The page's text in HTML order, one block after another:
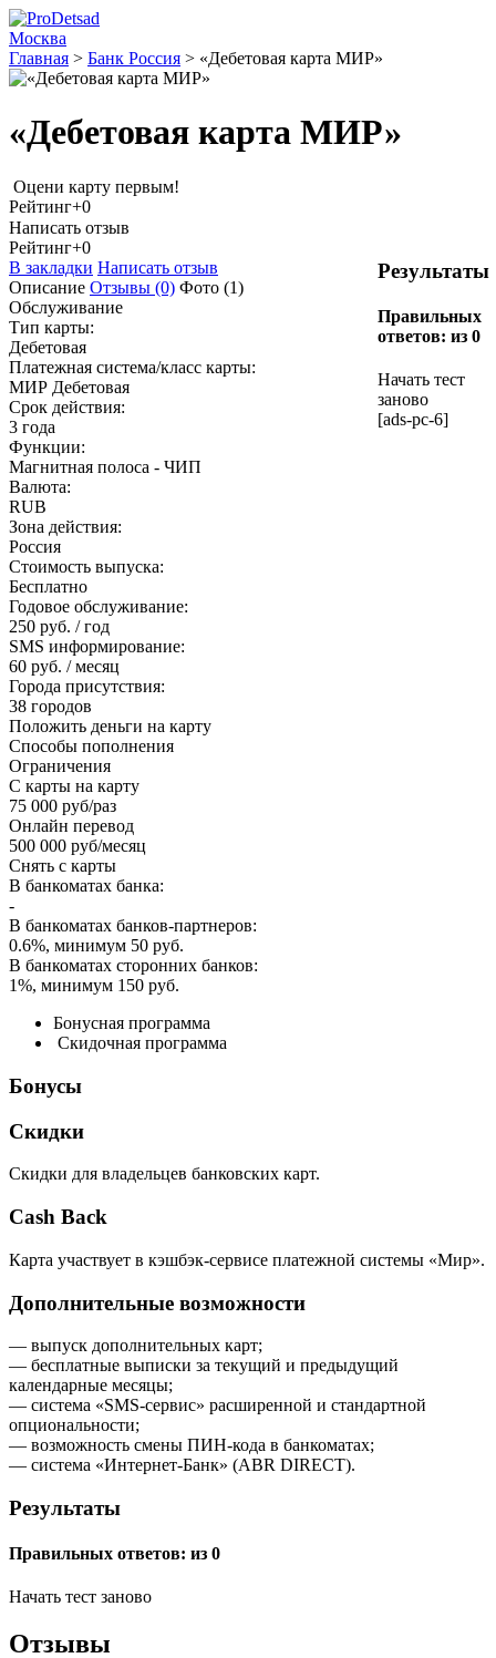
Москва
Главная > Банк Россия > «Дебетовая карта МИР»
«Дебетовая карта МИР»
Оцени карту первым!
Рейтинг+0
Написать отзыв
Результаты
Правильных
ответов: из 0
Начать тест
заново
[ads-pc-6]
Рейтинг+0
В закладки Написать отзыв
Описание Отзывы (0) Фото (1)
Обслуживание
Тип карты:
Дебетовая
Платежная система/класс карты:
МИР Дебетовая
Срок действия:
3 года
Функции:
Магнитная полоса - ЧИП
Валюта:
RUB
Зона действия:
Россия
Стоимость выпуска:
Бесплатно
Годовое обслуживание:
250 руб. / год
SMS информирование:
60 руб. / месяц
Города присутствия:
38 городов
Положить деньги на карту
Способы пополнения
Ограничения
С карты на карту
75 000 руб/раз
Онлайн перевод
500 000 руб/месяц
Снять с карты
В банкоматах банка:
-
В банкоматах банков-партнеров:
0.6%, минимум 50 руб.
В банкоматах сторонних банков:
1%, минимум 150 руб.
Бонусная программа
Скидочная программа
Бонусы
Скидки
Скидки для владельцев банковских карт.
Cash Back
Карта участвует в кэшбэк-сервисе платежной системы «Мир».
Дополнительные возможности
— выпуск дополнительных карт;
— бесплатные выписки за текущий и предыдущий
календарные месяцы;
— система «SMS-сервис» расширенной и стандартной
опциональности;
— возможность смены ПИН-кода в банкоматах;
— система «Интернет-Банк» (ABR DIRECT).
Результаты
Правильных ответов: из 0
Начать тест заново
Отзывы